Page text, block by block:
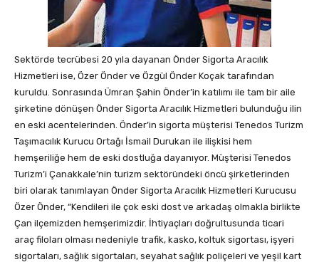
Sektörde tecrübesi 20 yıla dayanan Önder Sigorta Aracılık
Hizmetleri ise, Özer Önder ve Özgül Önder Koçak tarafından
kuruldu. Sonrasında Ümran Şahin Önder’in katılımı ile tam bir aile
şirketine dönüşen Önder Sigorta Aracılık Hizmetleri bulunduğu ilin
en eski acentelerinden. Önder’in sigorta müşterisi Tenedos Turizm
Taşımacılık Kurucu Ortağı İsmail Durukan ile ilişkisi hem
hemşeriliğe hem de eski dostluğa dayanıyor. Müşterisi Tenedos
Turizm’i Çanakkale’nin turizm sektöründeki öncü şirketlerinden
biri olarak tanımlayan Önder Sigorta Aracılık Hizmetleri Kurucusu
Özer Önder, “Kendileri ile çok eski dost ve arkadaş olmakla birlikte
Çan ilçemizden hemşerimizdir. İhtiyaçları doğrultusunda ticari
araç filoları olması nedeniyle trafik, kasko, koltuk sigortası, işyeri
sigortaları, sağlık sigortaları, seyahat sağlık poliçeleri ve yeşil kart